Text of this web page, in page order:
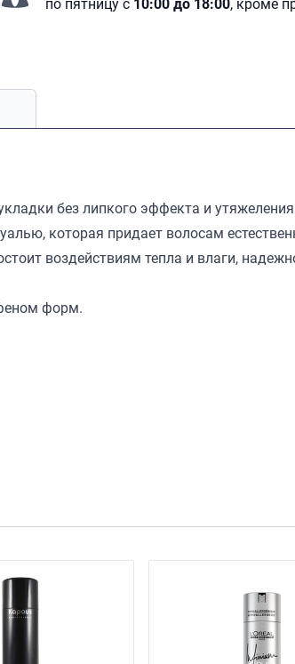
по пятницу с 10:00 до 18:00, кроме
без липкого эффекта и
которая придает волосам
воздействиям тепла и влаги,
форм.